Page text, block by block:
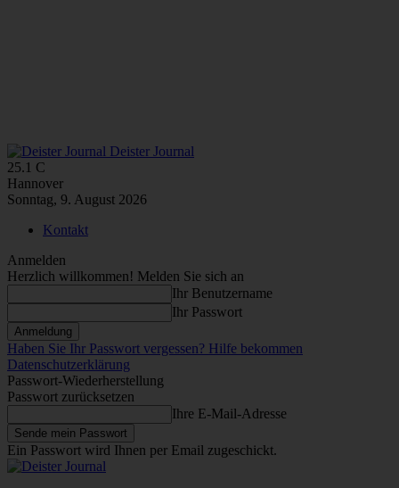
Deister Journal
25.1 C
Hannover
Sonntag, 9. August 2026
Kontakt
Anmelden
Herzlich willkommen! Melden Sie sich an
Ihr Benutzername
Ihr Passwort
Haben Sie Ihr Passwort vergessen? Hilfe bekommen
Datenschutzerklärung
Passwort-Wiederherstellung
Passwort zurücksetzen
Ihre E-Mail-Adresse
Ein Passwort wird Ihnen per Email zugeschickt.